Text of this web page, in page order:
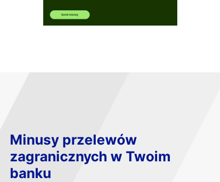
Minusy przelewów
zagranicznych w Twoim
banku